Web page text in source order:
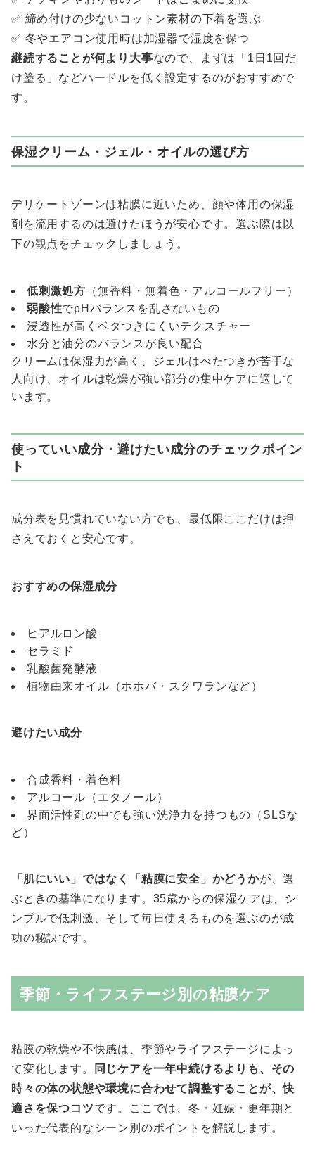
✅ 締め付けの少ないコットン素材の下着を選ぶ
✅ 冬やエアコン使用時は加湿器で湿度を保つ
継続することが何より大事なので、まずは「1日1回だ
け塗る」などハードルを低く設定するのがおすすめで
す。
保湿クリーム・ジェル・オイルの選び方
デリケートゾーンは粘膜に近いため、顔や体用の保湿
剤を流用するのは避けたほうが安心です。選ぶ際は以
下の観点をチェックしましょう。
低刺激処方 （無香料・無着色・アルコールフリー）
弱酸性でpHバランスを乱さないもの
浸透性が高くベタつきにくいテクスチャー
水分と油分のバランスが良い配合
クリームは保湿力が高く、ジェルはべたつきが苦手な
人向け、オイルは乾燥が強い部分の集中ケアに適して
います。
使っていい成分・避けたい成分のチェックポイン
ト
成分表を見慣れていない方でも、最低限ここだけは押
さえておくと安心です。
おすすめの保湿成分
ヒアルロン酸
セラミド
乳酸菌発酵液
植物由来オイル（ホホバ・スクワランなど）
避けたい成分
合成香料・着色料
アルコール（エタノール）
界面活性剤の中でも強い洗浄力を持つもの（SLSな
ど）
「肌にいい」ではなく「粘膜に安全」かどうかが、選
ぶときの基準になります。35歳からの保湿ケアは、シ
ンプルで低刺激、そして毎日使えるものを選ぶのが成
功の秘訣です。
季節・ライフステージ別の粘膜ケア
粘膜の乾燥や不快感は、季節やライフステージによっ
て変化します。
同じケアを一年中続けるよりも、その
時々の体の状態や環境に合わせて調整することが、快
適さを保つコツです。ここでは、冬・妊娠・更年期と
いった代表的なシーン別のポイントを解説します。